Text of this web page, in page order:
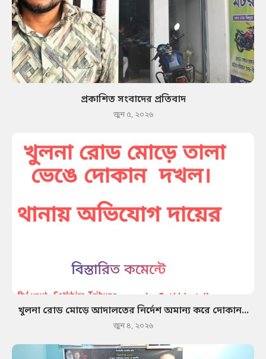
প্রকাশিত সংবাদের প্রতিবাদ
জুন ৫, ২০২৬
খুলনা রোড মোড়ে আদালতের নির্দেশ অমান্য করে দোকান...
জুন ৪, ২০২৬